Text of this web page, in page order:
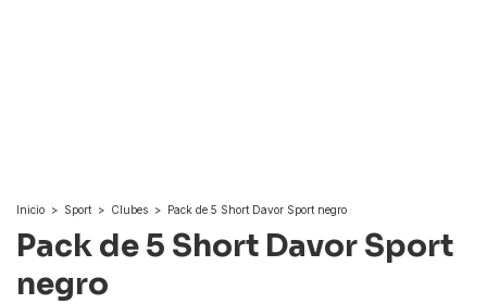
Inicio > Sport > Clubes > Pack de 5 Short Davor Sport negro
Pack de 5 Short Davor Sport
negro